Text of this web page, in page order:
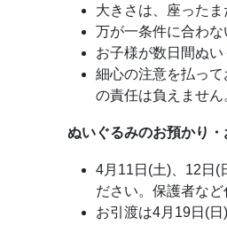
大きさは、座った
万が一条件に合わ
お子様が数日間ぬ
細心の注意を払っ
の責任は負えません
ぬいぐるみのお預かり・
4月11日(土)、12日(
ださい。保護者など
お引渡は4月19日(